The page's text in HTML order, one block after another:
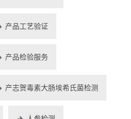
产品工艺验证
产品检验服务
产志贺毒素大肠埃希氏菌检测